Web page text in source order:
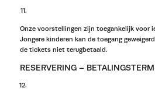
Onze voorstellingen zijn toegankelijk voor
Jongere kinderen kan de toegang
de tickets niet terugbetaald.
RESERVERING –